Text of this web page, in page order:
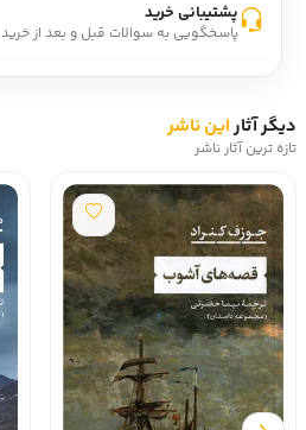
پشتیبانی خرید
پاسخگویی به سوالات قبل و بعد از خرید
دیگر آثاراین ناشر
تازه ترین آثار ناشر